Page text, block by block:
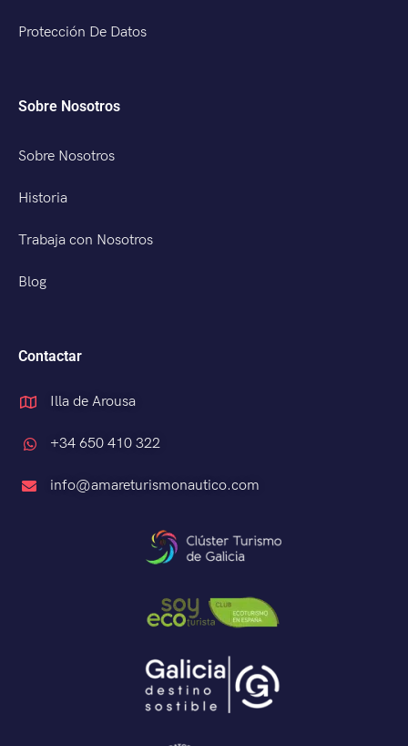
Protección De Datos
Sobre Nosotros
Sobre Nosotros
Historia
Trabaja con Nosotros
Blog
Contactar
Illa de Arousa
+34 650 410 322
info@amareturismonautico.com